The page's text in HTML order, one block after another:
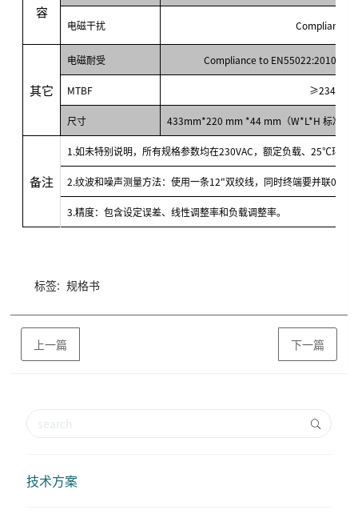
容
电磁干扰 Compliance
其它
电磁耐受 Compliance to EN55022:2010,
MTBF
尺寸 433mm*220 mm *44 mm（W*L*H 标准1U
备注
1.如未特别说明，所有规格参数均在230VAC，额定负载、25℃环境
2.纹波和噪声测量方法：使用一条12"双绞线，同时终端要并联
3.精度：包含设定误差、线性调整率和负载调整率。
标签: 规格书
上一篇 下一篇
技术方案